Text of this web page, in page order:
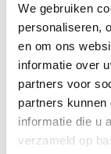
We gebruiken
personaliseren,
en om ons
informatie over
partners voor
partners
informatie die u
verzameld op
Off